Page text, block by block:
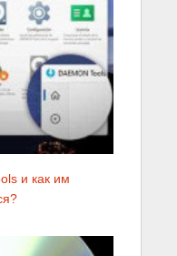
и как им